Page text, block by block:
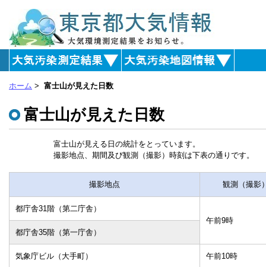
移
用
動。
移
用
動。
移
用
動。
移
用
ホーム > 富士山が見えた日数
富士山が見えた日数
富士山が見える日の統計をとっています。
撮影地点、期間及び観測（撮影）時刻は下表の通りです。
撮影地点 観測（撮影
都庁舎31階（第二庁舎）
午前9時
都庁舎35階（第一庁舎）
気象庁ビル（大手町） 午前10時
連
先